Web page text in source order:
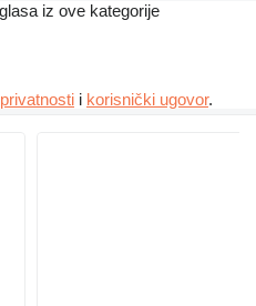
iz ove kategorije
i korisnički ugovor.